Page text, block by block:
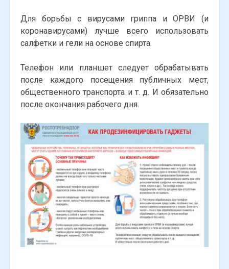
Для борьбы с вирусами гриппа и ОРВИ (и
коронавирусами) лучше всего использовать
салфетки и гели на основе спирта.
Телефон или планшет следует обрабатывать
после каждого посещения публичных мест,
общественного транспорта и т. д. И обязательно
после окончания рабочего дня.